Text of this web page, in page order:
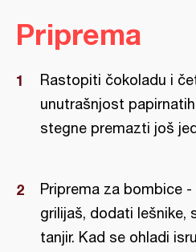
Priprema
Rastopiti čokoladu i
unutrašnjost
stegne premazti još
Priprema za bombice
grilijaš, dodati lešnike,
tanjir. Kad se ohladi